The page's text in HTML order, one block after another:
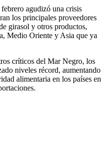
agudizó una crisis
los principales proveedores
girasol y otros productos,
Medio Oriente y Asia que ya
críticos del Mar Negro, los
niveles récord, aumentando
alimentaria en los países en